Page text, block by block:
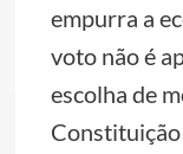
empurra a
voto não é
escolha de